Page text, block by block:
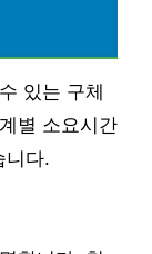
있는 구체
별 소요시간
니다.